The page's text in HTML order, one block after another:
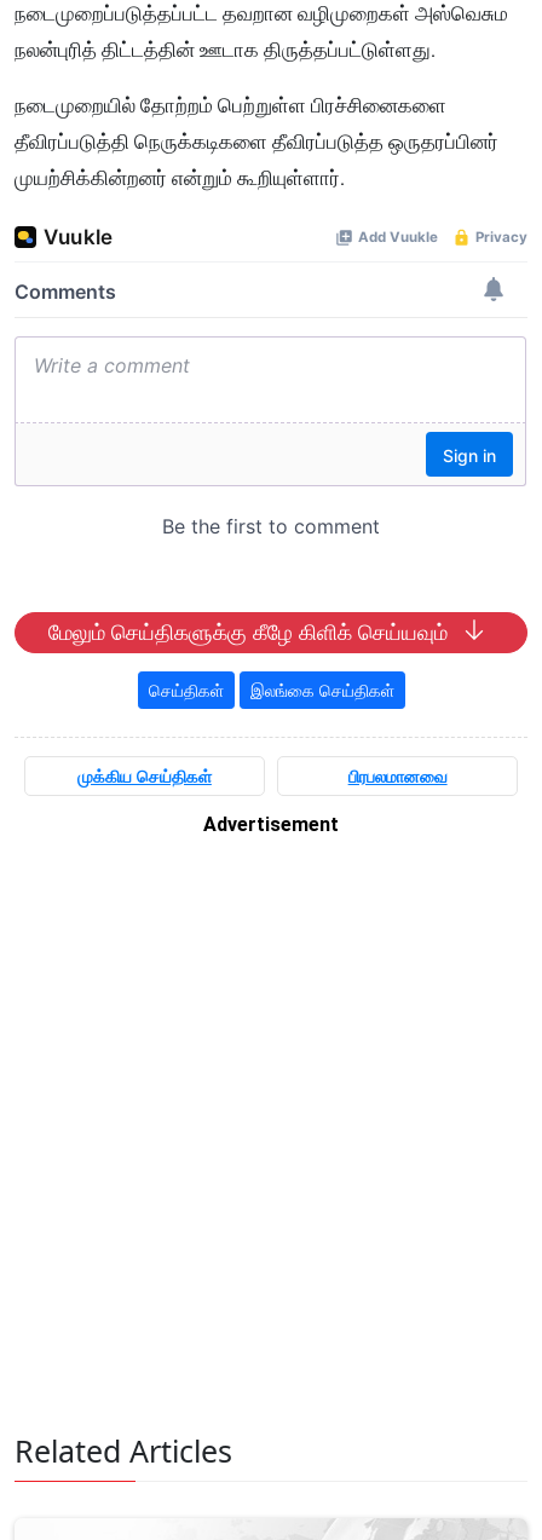
நடைமுறைப்படுத்தப்பட்ட தவறான வழிமுறைகள் அஸ்வெசும
நலன்புரித் திட்டத்தின் ஊடாக திருத்தப்பட்டுள்ளது.
நடைமுறையில் தோற்றம் பெற்றுள்ள பிரச்சினைகளை
தீவிரப்படுத்தி நெருக்கடிகளை தீவிரப்படுத்த ஒருதரப்பினர்
முயற்சிக்கின்றனர் என்றும் கூறியுள்ளார்.
மேலும் செய்திகளுக்கு கீழே கிளிக் செய்யவும்
செய்திகள் இலங்கை செய்திகள்
முக்கிய செய்திகள் பிரபலமானவை
Advertisement
Related Articles